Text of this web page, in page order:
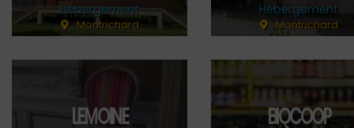
Hébergement
Montrichard
Hébergement
Montrichard
LEMOINE BIOCOOP